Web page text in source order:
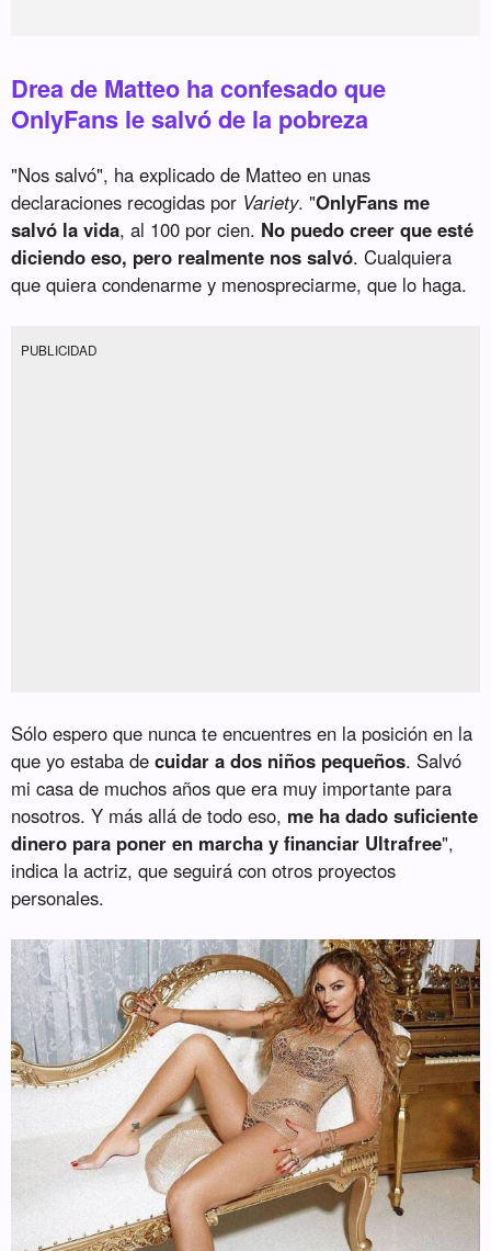
Drea de Matteo ha confesado que
OnlyFans le salvó de la pobreza
"Nos salvó", ha explicado de Matteo en unas
declaraciones recogidas por Variety. "OnlyFans me
salvó la vida, al 100 por cien. No puedo creer que esté
diciendo eso, pero realmente nos salvó. Cualquiera
que quiera condenarme y menospreciarme, que lo haga.
PUBLICIDAD
Sólo espero que nunca te encuentres en la posición en la
que yo estaba decuidar a dos niños pequeños. Salvó
mi casa de muchos años que era muy importante para
nosotros. Y más allá de todo eso, me ha dado suficiente
dinero para poner en marcha y financiar Ultrafree",
indica la actriz, que seguirá con otros proyectos
personales.